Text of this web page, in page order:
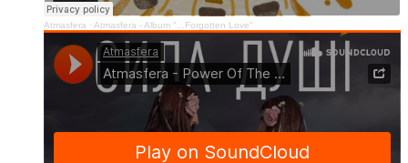
Atmasfera · Atmasfera - Album "...Forgotten Love"